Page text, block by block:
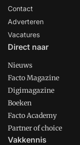
Contact
Adverteren
Vacatures
Direct naar
Nieuws
Facto Magazine
Digimagazine
Boeken
Facto Academy
Partner of choice
Vakkennis